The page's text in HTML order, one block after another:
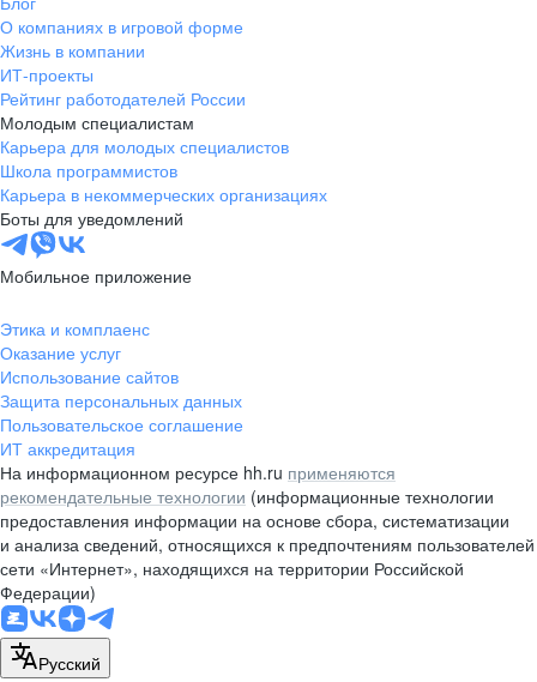
Новосибирск
ул. Большевистская, д. 35,
помещение 21
+7 383 207-94-64
pr@nsk.hh.ru
Минск
пр-т Дзержинского, д. 57,
10 этаж, помещение 45-1
pr@rabota.by
Алматы
пр. Абая, д. 151, БЦ Алатау,
12 этаж, офис 1209
+7 727 232-13-13
pr@headhunter.com.kz
О компаниях в игровой форме
Жизнь в компании
ИТ-проекты
Рейтинг работодателей России
Молодым специалистам
Карьера для молодых специалистов
Школа программистов
Карьера в некоммерческих организациях
Боты для уведомлений
Мобильное приложение
Этика и комплаенс
Оказание услуг
Использование сайтов
Защита персональных данных
Пользовательское соглашение
ИТ аккредитация
На информационном ресурсе hh.ru применяются
рекомендательные технологии (информационные технологии
предоставления информации на основе сбора, систематизации
и анализа сведений, относящихся к предпочтениям пользователей
сети «Интернет», находящихся на территории Российской
Федерации)
Русский